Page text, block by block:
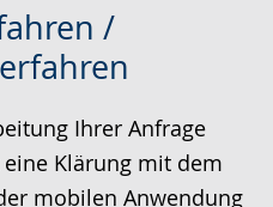
/
Ihrer Anfrage
Klärung mit dem
mobilen Anwendung